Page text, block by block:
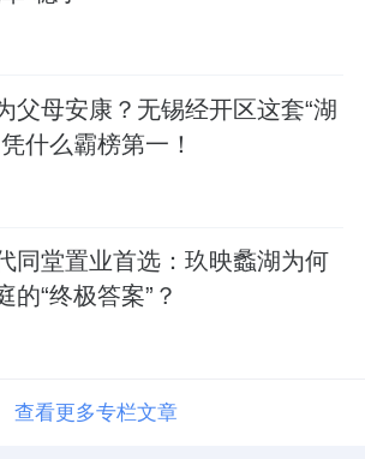
父母安康？无锡经开区这套“湖
什么霸榜第一！
同堂置业首选：玖映蠡湖为何
的“终极答案”？
查看更多专栏文章